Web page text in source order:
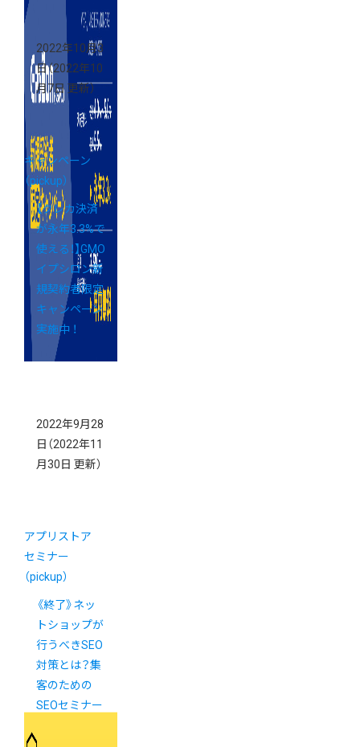
2022年10月3
日（2022年10
月7日 更新）
キャンペーン
（pickup）
【クレカ決済
が永年3.3%で
使える！】GMO
イプシロン新
規契約者限定
キャンペーン
実施中 ！
2022年9月28
日 （2022年11
月30日 更新）
アプリストア
セミナー
（pickup）
《終了》ネッ
トショップが
行うべきSEO
対策とは？集
客のための
SEOセミナー